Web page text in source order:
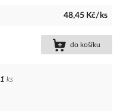
48,45 Kč/ks
do košíku
ks